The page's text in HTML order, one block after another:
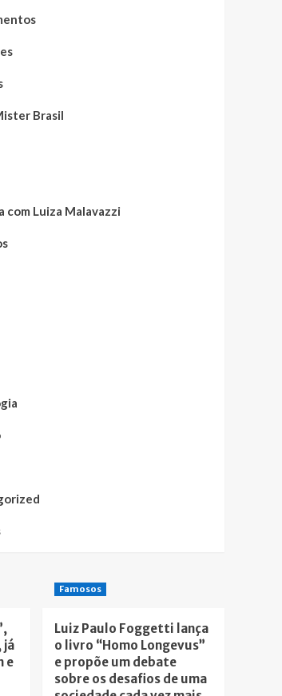
Brasil
com Luiza Malavazzi
já
e
Famosos
Luiz Paulo Foggetti lança
o livro “Homo Longevus”
e propõe um debate
sobre os desafios de uma